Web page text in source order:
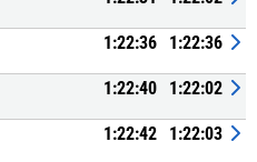
1:22:36 1:22:36
1:22:40 1:22:02
1:22:42 1:22:03